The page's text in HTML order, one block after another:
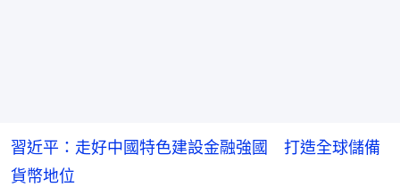
習近平：走好中國特色建設金融強國 打造全球儲備
貨幣地位